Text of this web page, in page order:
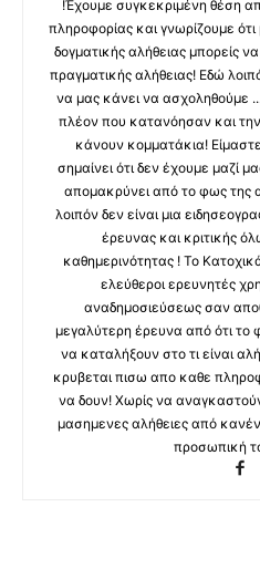
!Έχουμε συγκεκριμένη θέση
πληροφορίας και γνωρίζουμε
δογματικής αλήθειας μπορείς
πραγματικής αλήθειας! Εδώ
να μας κάνει να ασχοληθούμε
πλέον που κατανόησαν και
κάνουν κομματάκια!
σημαίνει ότι δεν έχουμε μαζί
απομακρύνει από το φως της
λοιπόν δεν είναι μια
έρευνας και κριτικής
καθημερινότητας ! Το
ελεύθεροι ερευνητές
αναδημοσιεύσεως σαν
μεγαλύτερη έρευνα από ότι το
να καταλήξουν στο τι είναι
κρυβεται πισω απο καθε
να δουν! Χωρίς να
μασημενες αλήθειες από
προσωπική